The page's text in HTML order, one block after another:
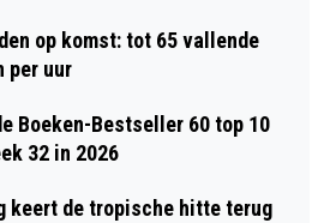
op komst: tot 65 vallende
per uur
Boeken-Bestseller 60 top 10
32 in 2026
keert de tropische hitte terug